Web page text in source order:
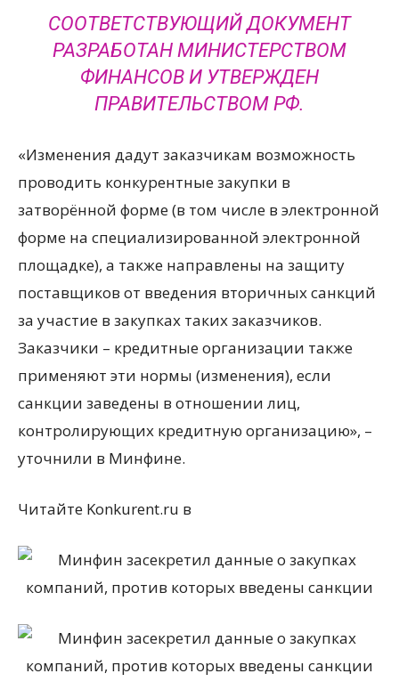
СООТВЕТСТВУЮЩИЙ ДОКУМЕНТ
РАЗРАБОТАН МИНИСТЕРСТВОМ
ФИНАНСОВ И УТВЕРЖДЕН
ПРАВИТЕЛЬСТВОМ РФ.
«Изменения дадут заказчикам возможность
проводить конкурентные закупки в
затворённой форме (в том числе в электронной
форме на специализированной электронной
площадке), а также направлены на защиту
поставщиков от введения вторичных санкций
за участие в закупках таких заказчиков.
Заказчики – кредитные организации также
применяют эти нормы (изменения), если
санкции заведены в отношении лиц,
контролирующих кредитную организацию», –
уточнили в Минфине.
Читайте Konkurent.ru в